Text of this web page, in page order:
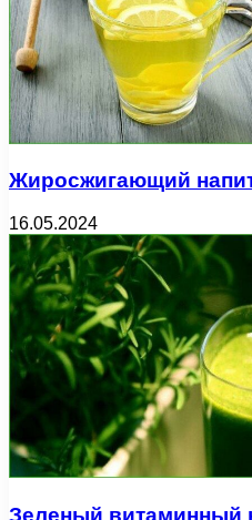
Жиросжигающий
16.05.2024
Зеленый витаминный